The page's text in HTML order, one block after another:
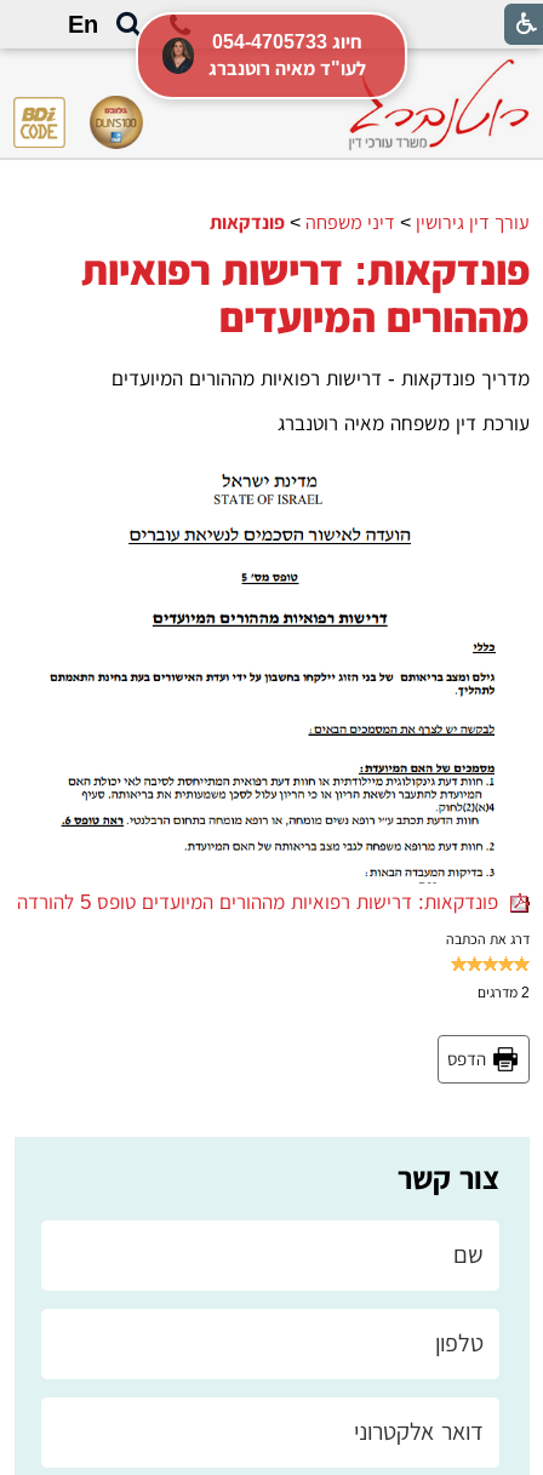
En
צור קשר
עורך דין גירושין > דיני משפחה >פונדקאות
פונדקאות: דרישות רפואיות
מההורים המיועדים
מדריך פונדקאות - דרישות רפואיות מההורים המיועדים
עורכת דין משפחה מאיה רוטנברג
פונדקאות: דרישות רפואיות מההורים המיועדים טופס 5 להורדה
דרג את הכתבה
2 מדרגים
הדפס
054-4705733 חיוג
לעו"ד מאיה רוטנברג